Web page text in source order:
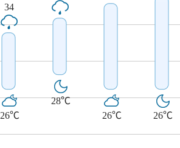
34
26℃
28℃
26℃ 26℃